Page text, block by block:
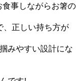
事しながらお箸の
、正しい持ち方が
みやすい設計にな